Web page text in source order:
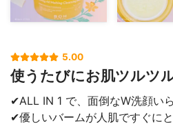
5.00
使うたびにお肌ツルツ
✔ALL IN 1 で、面倒なW洗顔い
✔優しいバームが人肌ですぐに